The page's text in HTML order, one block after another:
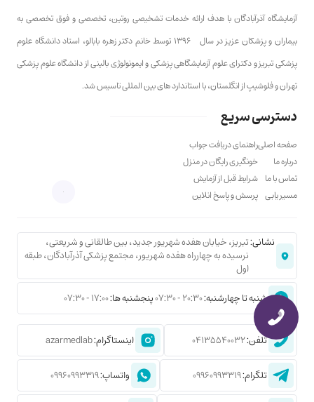
آزمایشگاه آذرآبادگان با هدف ارائه خدمات تشخیصی روتین، تخصصی و فوق تخصصی به
بیماران و پزشکان عزیز در سال ۱۳۹۶ توسط خانم دکتر زهره بابالو، استاد دانشگاه علوم
پزشکی تبریز و دکترای علوم آزمایشگاهی پزشکی و ایمونولوژی بالینی از دانشگاه علوم پزشکی
تهران و فلوشیپ از انگلستان، با استاندارد های بین المللی تاسیس شد.
دسترسی سریع
صفحه اصلی
درباره ما
تماس با ما
مسیر یابی
راهنمای دریافت جواب
خونگیری رایگان در منزل
شرایط قبل از آزمایش
پرسش و پاسخ انلاین
نشانی:تبریز، خیابان هفده شهریور جدید، بین طالقانی و شریعتی،
نرسیده به چهارراه هفده شهریور، مجتمع پزشکی آذرآبادگان، طبقه
اول
شنبه تا چهارشنبه:20:30 - 07:30 پنجشنبه ها:17:00 - 07:30
تلفن:04135540032 اینستاگرام:azarmedlab
تلگرام:09960993319 واتساپ:09960993319